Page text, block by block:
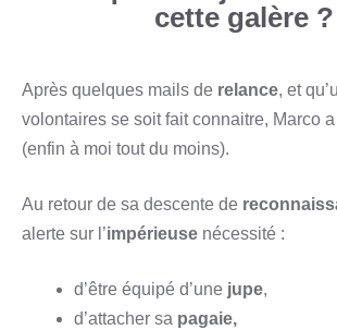
cette galère ?
Après quelques mails de relance, et
volontaires se soit fait connaitre, Marco
(enfin à moi tout du moins).
Au retour de sa descente de
alerte sur l’impérieuse nécessité :
d’être équipé d’une jupe,
d’attacher sa pagaie,